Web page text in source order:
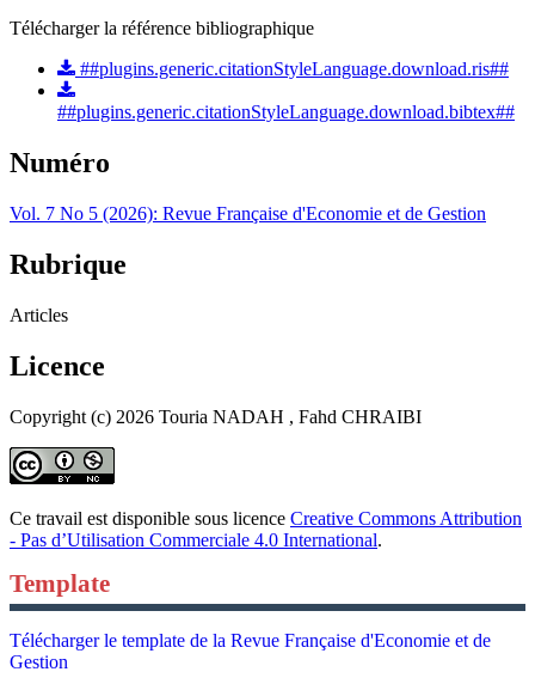
Télécharger la référence bibliographique
##plugins.generic.citationStyleLanguage.download.ris##
##plugins.generic.citationStyleLanguage.download.bibtex##
Numéro
Vol. 7 No 5 (2026): Revue Française d'Economie et de Gestion
Rubrique
Articles
Licence
Copyright (c) 2026 Touria NADAH , Fahd CHRAIBI
Ce travail est disponible sous licence Creative Commons Attribution
- Pas d’Utilisation Commerciale 4.0 International.
Template
Télécharger le template de la Revue Française d'Economie et de
Gestion